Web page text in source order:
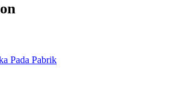
Pada Pabrik